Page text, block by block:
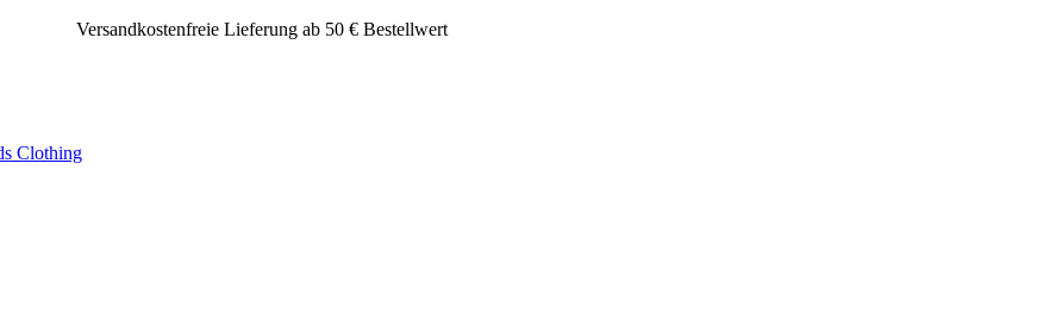
Versandkostenfreie Lieferung ab 50 € Bestellwert